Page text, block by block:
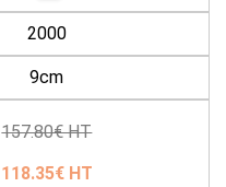
2000
9cm
157.80€ HT
118.35€ HT